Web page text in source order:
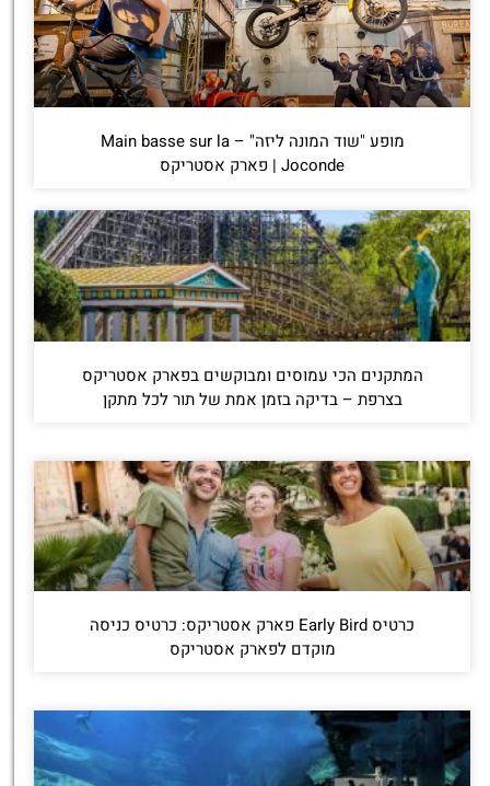
מופע "שוד המונה ליזה" – Main basse sur la
Joconde | פארק אסטריקס
המתקנים הכי עמוסים ומבוקשים בפארק אסטריקס
בצרפת – בדיקה בזמן אמת של תור לכל מתקן
כרטיס Early Bird פארק אסטריקס: כרטיס כניסה
מוקדם לפארק אסטריקס